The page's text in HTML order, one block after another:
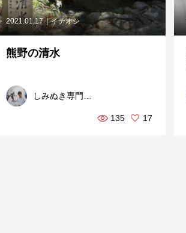
2021.01.17 イチオシ
熊野の清水
しみぬき専門スターフィールド
135 17